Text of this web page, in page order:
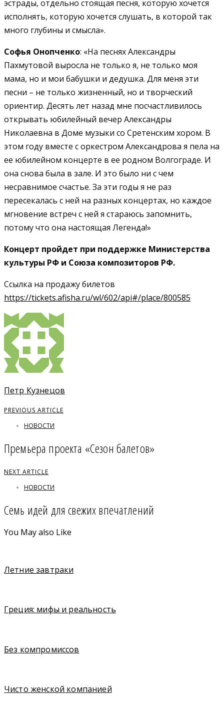
эстрады, отдельно стоящая песня, которую хочется
исполнять, которую хочется слушать, в которой так
много глубины и смысла».
Софья Онопченко: «На песнях Александры
Пахмутовой выросла не только я, не только моя
мама, но и мои бабушки и дедушка. Для меня эти
песни – не только жизненный, но и творческий
ориентир. Десять лет назад мне посчастливилось
открывать юбилейный вечер Александры
Николаевна в Доме музыки со Сретенским хором. В
этом году вместе с оркестром Александрова я пела на
ее юбилейном концерте в ее родном Волгограде. И
она снова была в зале. И это было ни с чем
несравнимое счастье. За эти годы я не раз
пересекалась с ней на разных концертах, но каждое
мгновение встреч с ней я стараюсь запомнить,
потому что она настоящая Легенда!»
Концерт пройдет при поддержке Министерства
культуры РФ и Союза композиторов РФ.
Ссылка на продажу билетов
https://tickets.afisha.ru/wl/602/api#/place/800585
Петр Кузнецов
PREVIOUS ARTICLE
НОВОСТИ
Премьера проекта «Сезон балетов»
NEXT ARTICLE
НОВОСТИ
Семь идей для свежих впечатлений
You May also Like
Летние завтраки
Греция: мифы и реальность
Без компромиссов
Чисто женской компанией